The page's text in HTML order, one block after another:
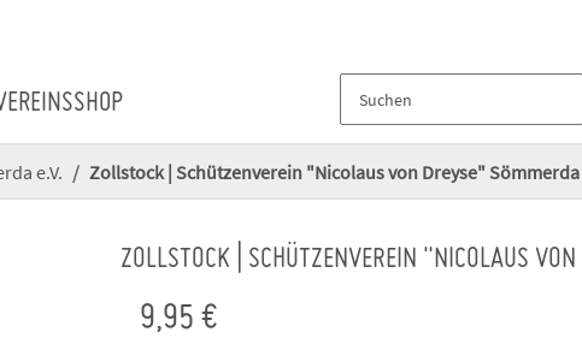
e.V. Zollstock | Schützenverein "Nicolaus von Dreyse" Sömmerda
ZOLLSTOCK | SCHÜTZENVEREIN "NICOLAUS VON
9,95 €